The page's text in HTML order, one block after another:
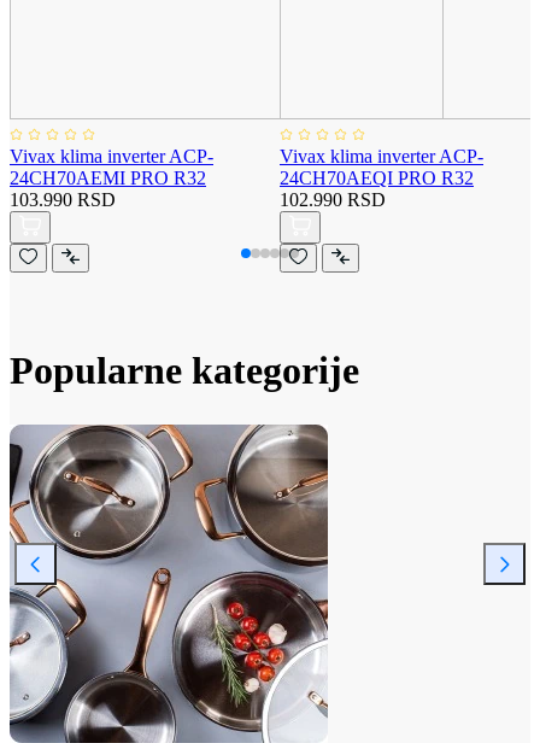
Vivax klima inverter ACP-
24CH70AEMI PRO R32
103.990 RSD
Vivax klima inverter ACP-
24CH70AEQI PRO R32
102.990 RSD
Popularne kategorije